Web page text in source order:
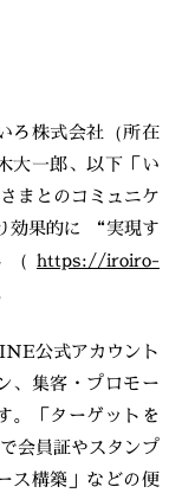
ろ株式会社（所在
大一郎、以下「い
まとのコミュニケ
果的に “実現す
https://iroiro-
公式アカウント
、集客・プロモー
。「ターゲットを
会員証やスタンプ
ス構築」などの便